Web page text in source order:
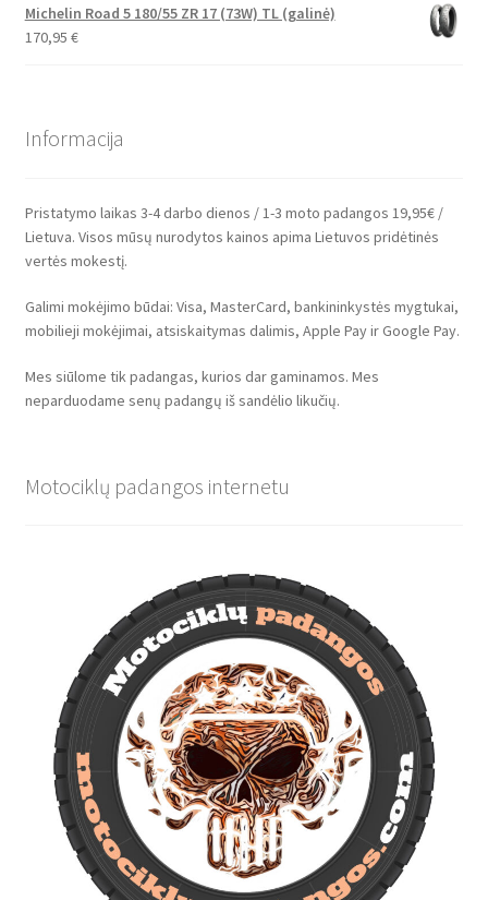
Michelin Road 5 180/55 ZR 17 (73W) TL (galinė)
170,95 €
Informacija
Pristatymo laikas 3-4 darbo dienos / 1-3 moto padangos 19,95€ /
Lietuva. Visos mūsų nurodytos kainos apima Lietuvos pridėtinės
vertės mokestį.
Galimi mokėjimo būdai: Visa, MasterCard, bankininkystės mygtukai,
mobilieji mokėjimai, atsiskaitymas dalimis, Apple Pay ir Google Pay.
Mes siūlome tik padangas, kurios dar gaminamos. Mes
neparduodame senų padangų iš sandėlio likučių.
Motociklų padangos internetu